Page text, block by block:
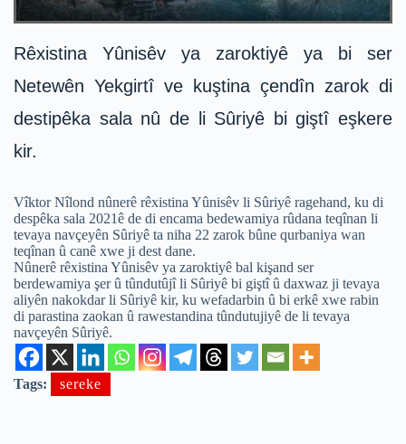
Rêxistina Yûnisêv ya zaroktiyê ya bi ser
Netewên Yekgirtî ve kuştina çendîn zarok di
destipêka sala nû de li Sûriyê bi giştî eşkere
kir.
Vîktor Nîlond nûnerê rêxistina Yûnisêv li Sûriyê ragehand, ku di
despêka sala 2021ê de di encama bedewamiya rûdana teqînan li
tevaya navçeyên Sûriyê ta niha 22 zarok bûne qurbaniya wan
teqînan û canê xwe ji dest dane.
Nûnerê rêxistina Yûnisêv ya zaroktiyê bal kişand ser
berdewamiya şer û tûndutûjî li Sûriyê bi giştî û daxwaz ji tevaya
aliyên nakokdar li Sûriyê kir, ku wefadarbin û bi erkê xwe rabin
di parastina zaokan û rawestandina tûndutujiyê de li tevaya
navçeyên Sûriyê.
Tags: sereke